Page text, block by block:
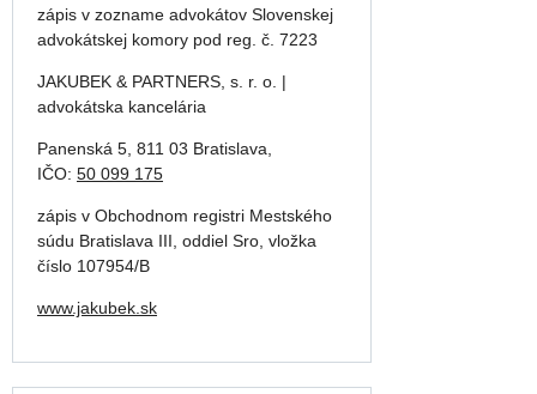
zápis v zozname advokátov Slovenskej
advokátskej komory pod reg. č. 7223
JAKUBEK & PARTNERS, s. r. o. |
advokátska kancelária
Panenská 5, 811 03 Bratislava,
IČO: 50 099 175
zápis v Obchodnom registri Mestského
súdu Bratislava III, oddiel Sro, vložka
číslo 107954/B
www.jakubek.sk